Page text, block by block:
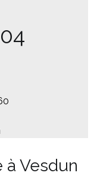
Vesdun